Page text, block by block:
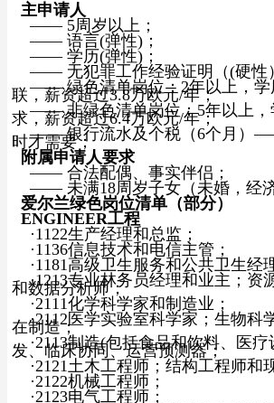
主申请人
—— 5周岁以上；
—— 语言(弹性)；
—— 学历(弹性)；
—— 无犯罪工作经验证明（(硬性
——绿色清单岗位：2年以上，
联，薪资超过3.8万欧元/年；
——非绿色清单岗位：5年以上
求，薪资超过6.4万欧元/年；
——银行流水及个税（6个月）
时才需要；
附属申请人要求
—— 合法配偶、事实伴侣；
—— 未满18周岁子女（未婚，经
爱尔兰绿色岗位清单（部分）
ENGINEER工程
·1122生产经理和总监；
·1136信息技术和电信主管；
·1181高级卫生服务和公共卫生经
·1213专业林务员经理和业主； 资
和数据分析师；
·2111化学科学家和制造业；
·2112医学实验室科学家；生物科
在制造；
·2113制造(包括食品和饮料、医疗
发、临床协同、运营预测器；
·2121土木工程师； 结构工程师和
·2122机械工程师；
·2123电气工程师；